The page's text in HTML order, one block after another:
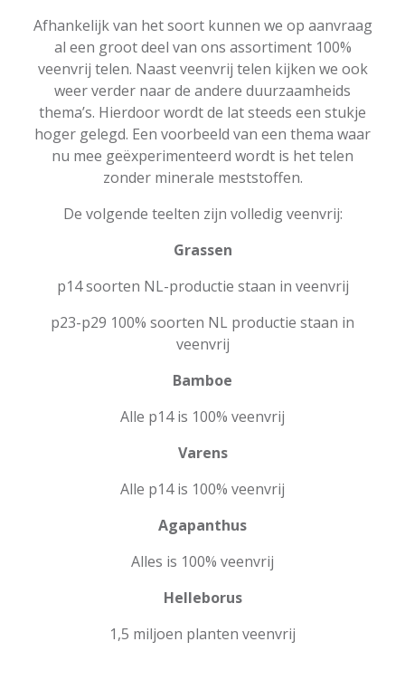
Afhankelijk van het soort kunnen we op aanvraag
al een groot deel van ons assortiment 100%
veenvrij telen. Naast veenvrij telen kijken we ook
weer verder naar de andere duurzaamheids
thema’s. Hierdoor wordt de lat steeds een stukje
hoger gelegd. Een voorbeeld van een thema waar
nu mee geëxperimenteerd wordt is het telen
zonder minerale meststoffen.
De volgende teelten zijn volledig veenvrij:
Grassen
p14 soorten NL-productie staan in veenvrij
p23-p29 100% soorten NL productie staan in
veenvrij
Bamboe
Alle p14 is 100% veenvrij
Varens
Alle p14 is 100% veenvrij
Agapanthus
Alles is 100% veenvrij
Helleborus
1,5 miljoen planten veenvrij